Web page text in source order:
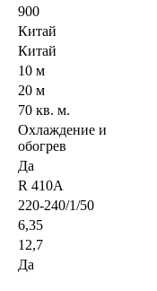
900
Китай
Китай
10 м
20 м
70 кв. м.
Охлаждение и
обогрев
Да
R 410A
220-240/1/50
6,35
12,7
Да